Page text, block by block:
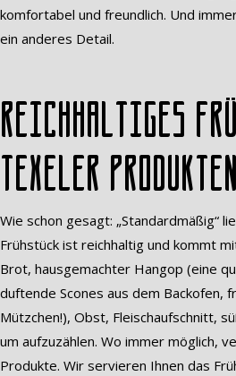
komfortabel und freundlich. Und
ein anderes Detail.
Reichhaltiges
Texeler Produkten
Wie schon gesagt: „Standardmäßig“
Frühstück ist reichhaltig und kommt
Brot, hausgemachter Hangop (eine
duftende Scones aus dem Backofen,
Mützchen!), Obst, Fleischaufschnitt,
um aufzuzählen. Wo immer möglich,
Produkte. Wir servieren Ihnen das